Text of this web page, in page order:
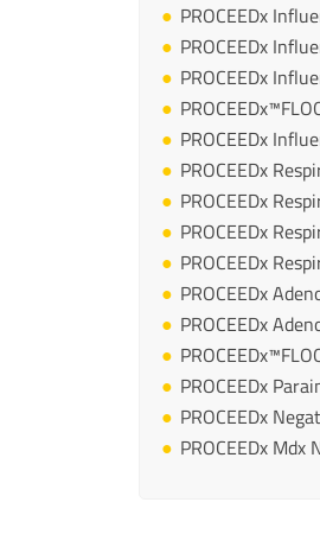
PROCEEDx
PROCEEDx
PROCEEDx
PROCEEDx
PROCEEDx
PROCEEDx
PROCEEDx
PROCEEDx
PROCEEDx
PROCEEDx
PROCEEDx
PROCEEDx
PROCEEDx